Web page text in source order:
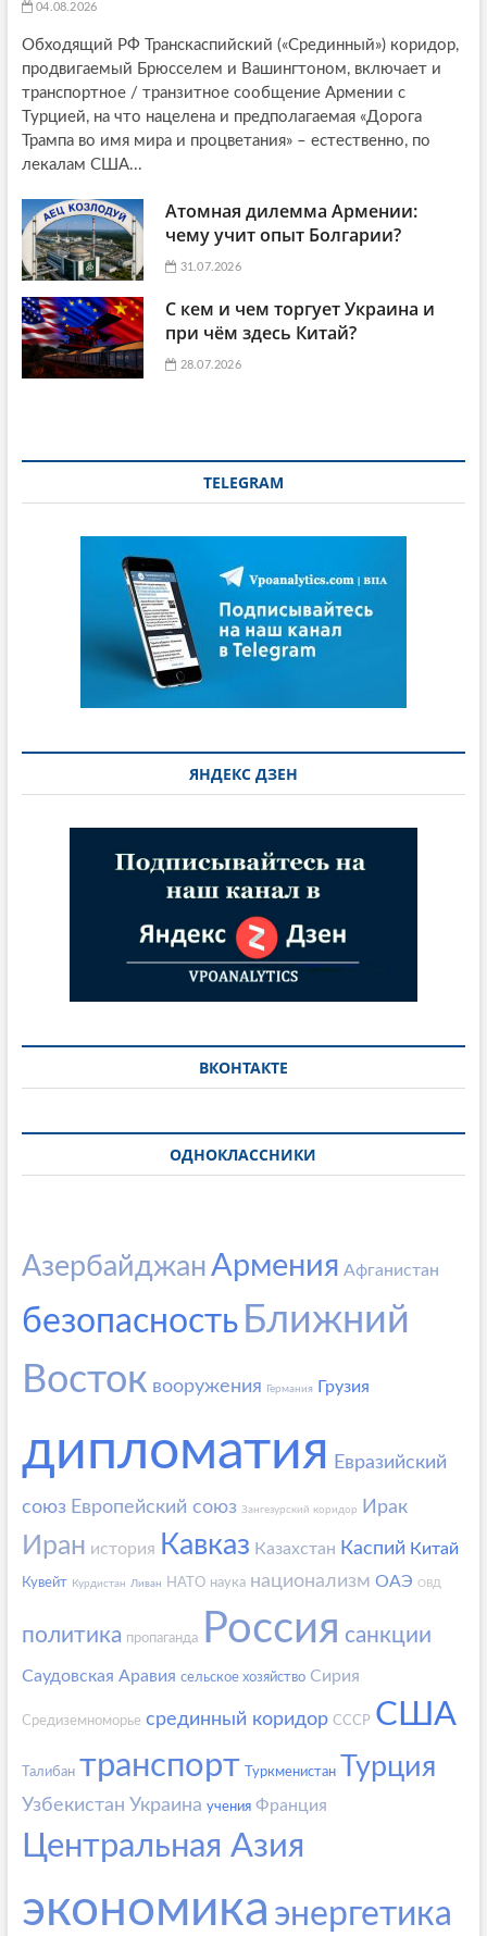
04.08.2026
Обходящий РФ Транскаспийский («Срединный») коридор,
продвигаемый Брюсселем и Вашингтоном, включает и
транспортное / транзитное сообщение Армении с
Турцией, на что нацелена и предполагаемая «Дорога
Трампа во имя мира и процветания» – естественно, по
лекалам США...
Атомная дилемма Армении:
чему учит опыт Болгарии?
31.07.2026
С кем и чем торгует Украина и
при чём здесь Китай?
28.07.2026
TELEGRAM
ЯНДЕКС ДЗЕН
ВКОНТАКТЕ
ОДНОКЛАССНИКИ
АзербайджанАрмения Афганистан
безопасность Ближний
Восток вооружения Германия Грузия
дипломатия Евразийский
союз Европейский союз Зангезурский коридор Ирак
Иран история Кавказ Казахстан Каспий Китай
Кувейт Курдистан Ливан НАТО наука национализм ОАЭ ОВД
политика пропаганда Россия санкции
Саудовская Аравия сельское хозяйство Сирия
Средиземноморье срединный коридор СССР США
Талибан транспорт Туркменистан Турция
Узбекистан Украина учения Франция
Центральная Азия
экономика энергетика